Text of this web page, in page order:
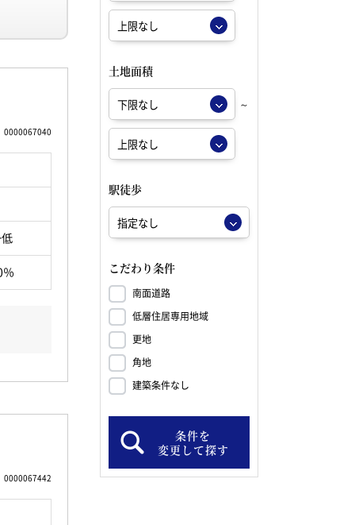
0000067040
0000067442
土地面積
～
駅徒歩
こだわり条件
南面道路
低層住居専用地域
更地
角地
建築条件なし
条件を
変更して探す